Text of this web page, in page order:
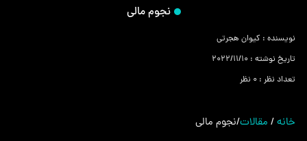
نجوم مالی
نویسنده : کیوان هجرتی
تاریخ نوشته : 2022/11/10
تعداد نظر : 0 نظر
خانه/ مقالات/نجوم مالی